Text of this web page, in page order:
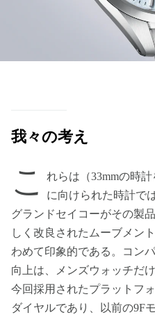
我々の考え
こ
れらは（33mmの時
に向けられた時計で
グランドセイコーがその製
しく改良されたムーブメン
わめて印象的である。コン
向上は、メンズウォッチだ
今回採用されたプラットフ
ダイヤルであり、以前の9F